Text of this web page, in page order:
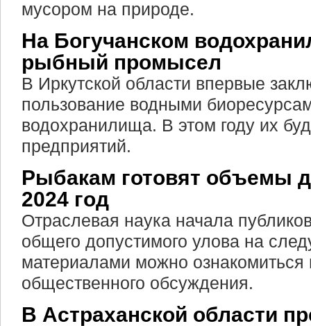
мусором на природе.
На Богучанском
рыбный промысел
В Иркутской области впервые
пользование водными
водохранилища. В этом году их
предприятий.
Рыбакам готовят объемы
2024 год
Отраслевая наука начала
общего допустимого улова на
материалами можно
общественного обсуждения.
В Астраханской области